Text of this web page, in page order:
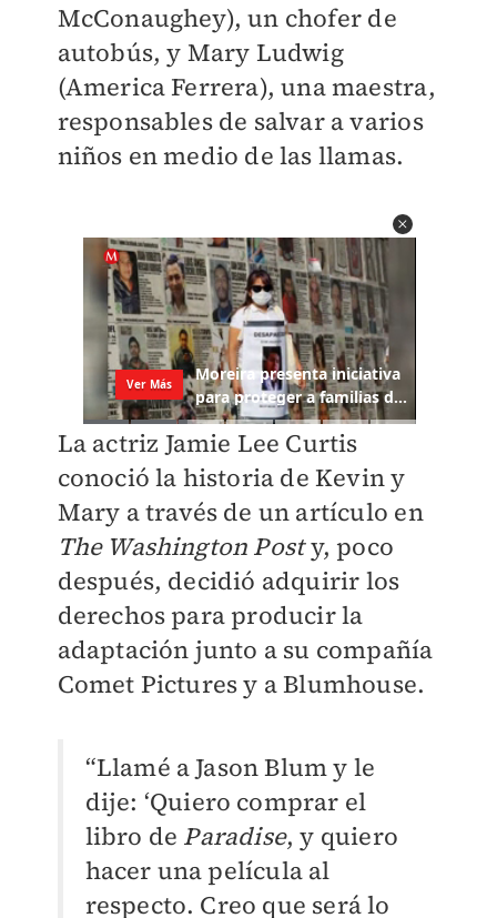
McConaughey), un chofer de
autobús, y Mary Ludwig
(America Ferrera), una maestra,
responsables de salvar a varios
niños en medio de las llamas.
La actriz Jamie Lee Curtis
conoció la historia de Kevin y
Mary a través de un artículo en
The Washington Posty, poco
después, decidió adquirir los
derechos para producir la
adaptación junto a su compañía
Comet Pictures y a Blumhouse.
“Llamé a Jason Blum y le
dije: ‘Quiero comprar el
libro de Paradise, y quiero
hacer una película al
respecto. Creo que será lo